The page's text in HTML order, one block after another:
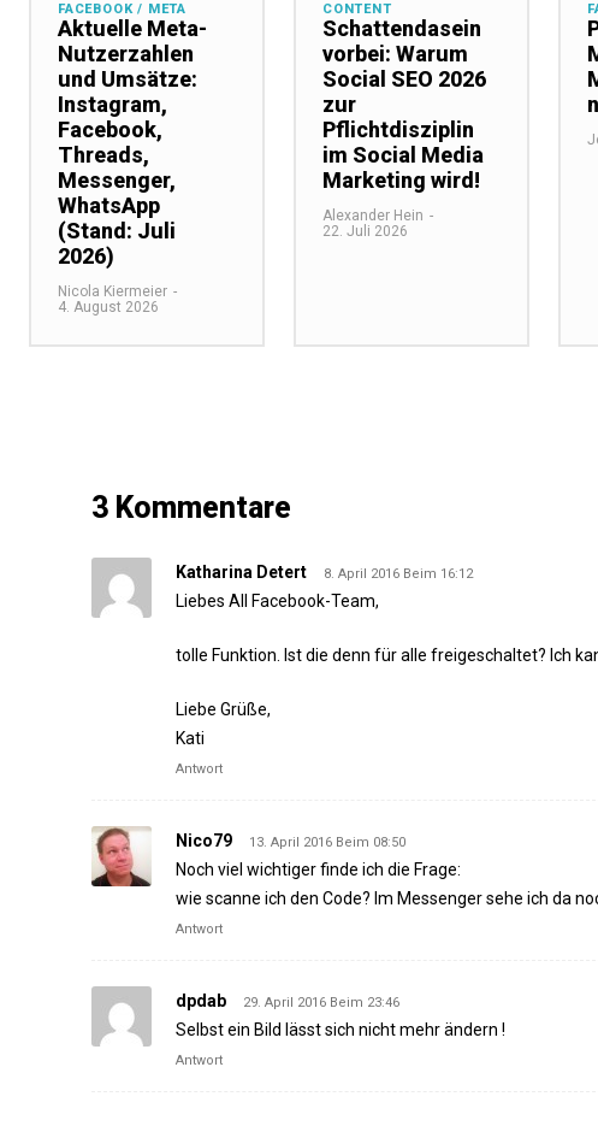
FACEBOOK / META
Aktuelle Meta-
Nutzerzahlen
und Umsätze:
Instagram,
Facebook,
Threads,
Messenger,
WhatsApp
(Stand: Juli
2026)
Nicola Kiermeier -
4. August 2026
CONTENT
Schattendasein
vorbei: Warum
Social SEO 2026
zur
Pflichtdisziplin
im Social Media
Marketing wird!
Alexander Hein -
22. Juli 2026
3 Kommentare
Katharina Detert 8. April 2016 Beim 16:12
Liebes All Facebook-Team,
tolle Funktion. Ist die denn für alle freigeschaltet? Ich
Liebe Grüße,
Kati
Antwort
Nico79 13. April 2016 Beim 08:50
Noch viel wichtiger finde ich die Frage:
wie scanne ich den Code? Im Messenger sehe ich da
Antwort
dpdab 29. April 2016 Beim 23:46
Selbst ein Bild lässt sich nicht mehr ändern !
Antwort